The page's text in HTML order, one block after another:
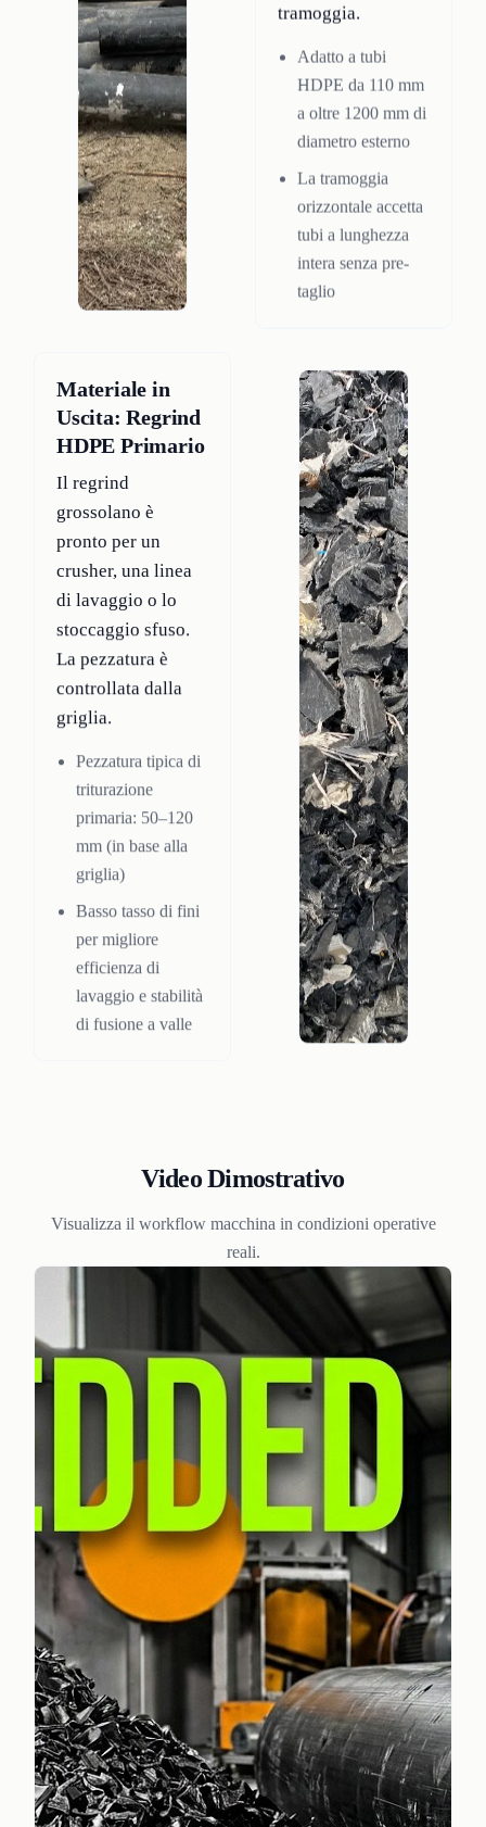
tramoggia.
Adatto a tubi
HDPE da 110 mm
a oltre 1200 mm di
diametro esterno
La tramoggia
orizzontale accetta
tubi a lunghezza
intera senza pre-
taglio
Materiale in
Uscita: Regrind
HDPE Primario
Il regrind
grossolano è
pronto per un
crusher, una linea
di lavaggio o lo
stoccaggio sfuso.
La pezzatura è
controllata dalla
griglia.
Pezzatura tipica di
triturazione
primaria: 50–120
mm (in base alla
griglia)
Basso tasso di fini
per migliore
efficienza di
lavaggio e stabilità
di fusione a valle
Video Dimostrativo
Visualizza il workflow macchina in condizioni operative
reali.